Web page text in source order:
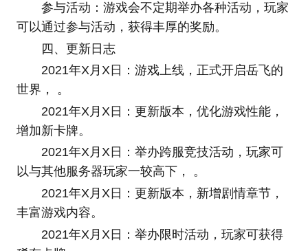
参与活动：游戏会不定期举办各种活动，玩家
可以通过参与活动，获得丰厚的奖励。
四、更新日志
2021年X月X日：游戏上线，正式开启岳飞的
世界， 。
2021年X月X日：更新版本，优化游戏性能，
增加新卡牌。
2021年X月X日：举办跨服竞技活动，玩家可
以与其他服务器玩家一较高下， 。
2021年X月X日：更新版本，新增剧情章节，
丰富游戏内容。
2021年X月X日：举办限时活动，玩家可获得